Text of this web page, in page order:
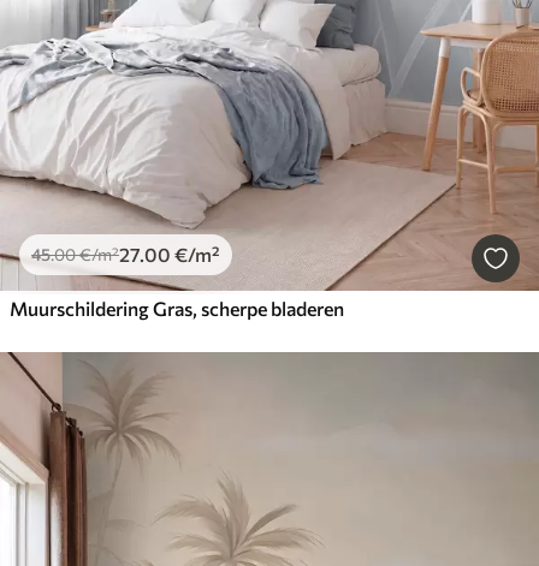
45.00€/m²27.00 €/m²
Muurschildering Gras, scherpe bladeren